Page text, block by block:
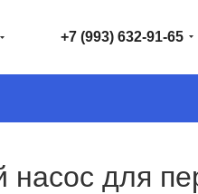
+7 (993) 632-91-65
насос для